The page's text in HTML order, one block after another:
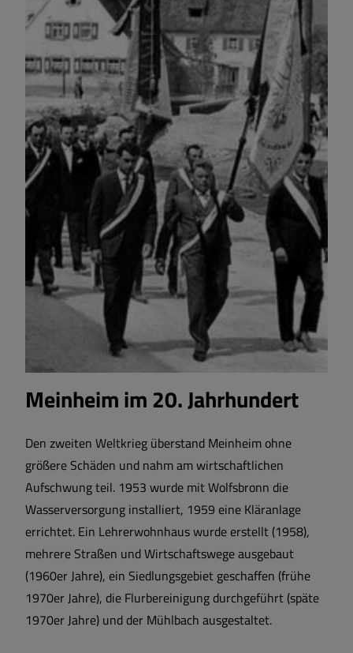
Meinheim im 20. Jahrhundert
Den zweiten Weltkrieg überstand Meinheim ohne
größere Schäden und nahm am wirtschaftlichen
Aufschwung teil. 1953 wurde mit Wolfsbronn die
Wasserversorgung installiert, 1959 eine Kläranlage
errichtet. Ein Lehrerwohnhaus wurde erstellt (1958),
mehrere Straßen und Wirtschaftswege ausgebaut
(1960er Jahre), ein Siedlungsgebiet geschaffen (frühe
1970er Jahre), die Flurbereinigung durchgeführt (späte
1970er Jahre) und der Mühlbach ausgestaltet.